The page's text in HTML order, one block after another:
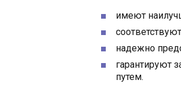
имеют
надежно
гарантируют
путем.